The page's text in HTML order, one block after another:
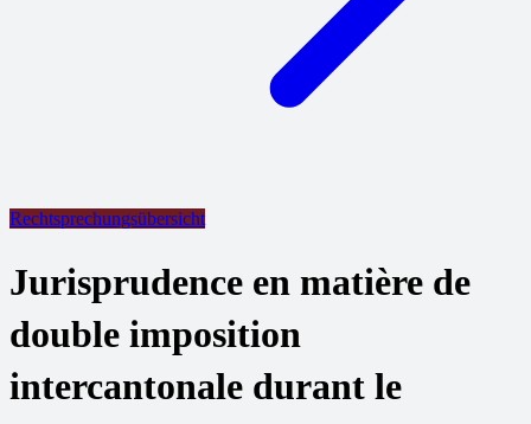
Rechtsprechungsübersicht
Jurisprudence en matière de
double imposition
intercantonale durant le